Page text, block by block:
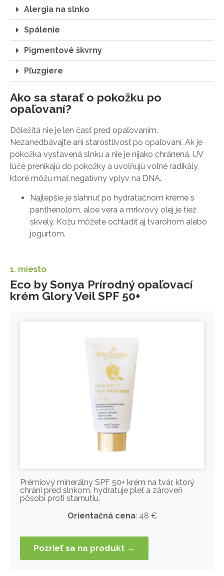
Alergia na slnko
Spálenie
Pigmentové škvrny
Pľuzgiere
Ako sa starať o pokožku po
opaľovaní?
Dôležitá nie je len časť pred opaľovaním.
Nezanedbávajte ani starostlivosť po opaľovaní. Ak je
pokožka vystavená slnku a nie je nijako chránená, UV
lúče prenikajú do pokožky a uvoľňujú voľné radikály,
ktoré môžu mať negatívny vplyv na DNA.
Najlepšie je siahnuť po hydratačnom kréme s
panthenolom, aloe vera a mrkvový olej je tiež
skvelý. Kožu môžete ochladiť aj tvarohom alebo
jogurtom.
1. miesto
Eco by Sonya Prírodný opaľovací
krém Glory Veil SPF 50+
Prémiový minerálny SPF 50+ krém na tvár, ktorý
chráni pred slnkom, hydratuje pleť a zároveň
pôsobí proti starnutiu.
Orientačná cena: 48 €
Pozrieť sa na produkt →